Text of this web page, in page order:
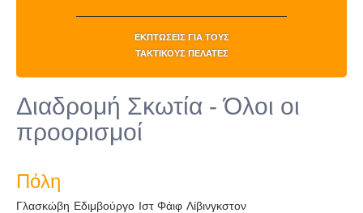
ΕΚΠΤΏΣΕΙΣ ΓΙΑ ΤΟΥΣ
ΤΑΚΤΙΚΟΎΣ ΠΕΛΆΤΕΣ
Διαδρομή Σκωτία - Όλοι οι
προορισμοί
Πόλη
Γλασκώβη Εδιμβούργο Ιστ Φάιφ Λίβινγκστον